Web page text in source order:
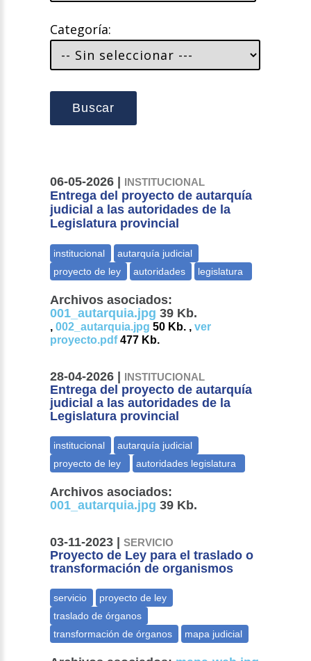
Categoría:
Buscar
06-05-2026 | INSTITUCIONAL
Entrega del proyecto de autarquía
judicial a las autoridades de la
Legislatura provincial
Archivos asociados:
001_autarquia.jpg 39 Kb.
,002_autarquia.jpg 50 Kb. ,ver
proyecto.pdf477 Kb.
28-04-2026 | INSTITUCIONAL
Entrega del proyecto de autarquía
judicial a las autoridades de la
Legislatura provincial
Archivos asociados:
001_autarquia.jpg 39 Kb.
03-11-2023 |SERVICIO
Proyecto de Ley para el traslado o
transformación de organismos